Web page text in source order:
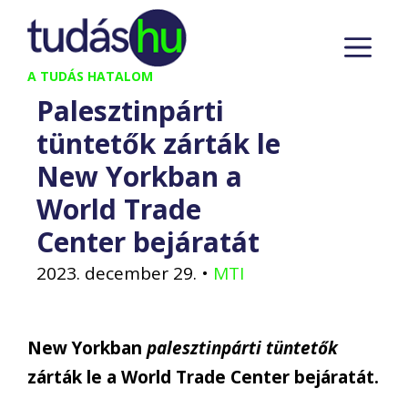
Kilépés
tartalomba
A TUDÁS HATALOM
Palesztinpárti
tüntetők zárták le
New Yorkban a
World Trade
Center bejáratát
2023. december 29. • MTI
New Yorkban palesztinpárti tüntetők
zárták le a World Trade Center bejáratát.